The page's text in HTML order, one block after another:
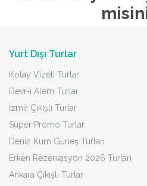
Yurt Dışı Turlar
Kolay Vizeli Turlar
Devr-i Alem Turlar
İzmir Çıkışlı Turlar
Süper Promo Turlar
Deniz Kum Güneş Turları
Erken Rezervasyon 2026 Turları
Ankara Çıkışlı Turlar